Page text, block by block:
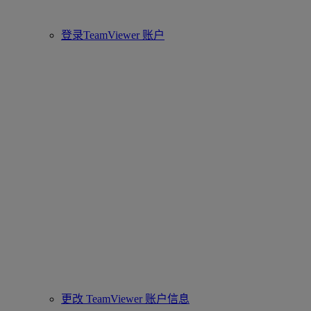
登录TeamViewer 账户
更改 TeamViewer 账户信息